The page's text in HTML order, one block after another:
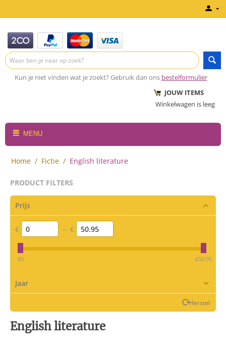
Kun je niet vinden wat je zoekt? Gebruik dan ons bestelformulier
JOUW ITEMS
Winkelwagen is leeg
MENU
Home / Fictie / English literature
PRODUCT FILTERS
Prijs
€ – €
‎€0 ‎€50.95
Jaar
Herstel
English literature